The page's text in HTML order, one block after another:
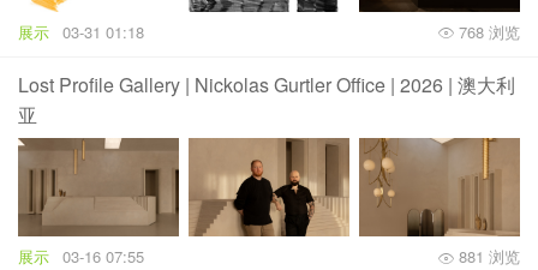
展示 03-31 01:18 768 浏览
Lost Profile Gallery | Nickolas Gurtler Office | 2026 | 澳大利
亚
展示 03-16 07:55 881 浏览